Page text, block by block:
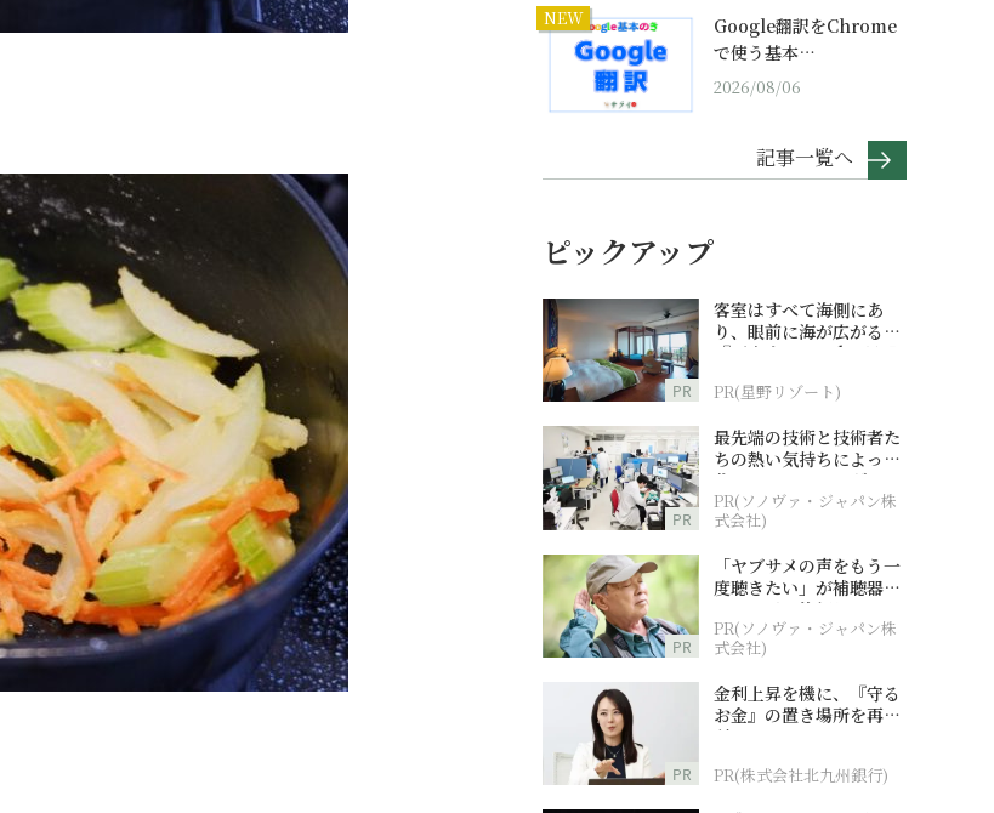
NEW
Google翻訳をChrome
で使う基本…
2026/08/06
記事一覧へ
ピックアップ
PR
客室はすべて海側にあ
り、眼前に海が広がる
『西表島ホテル by 星野
PR(星野リゾート)
PR
最先端の技術と技術者た
ちの熱い気持ちによって
作られているオーダーメ
イド補聴器
PR(ソノヴァ・ジャパン株
式会社)
PR
「ヤブサメの声をもう一
度聴きたい」が補聴器チ
ャレンジの後押しに
PR(ソノヴァ・ジャパン株
式会社)
PR
金利上昇を機に、『守る
お金』の置き場所を再検
討
PR(株式会社北九州銀行)